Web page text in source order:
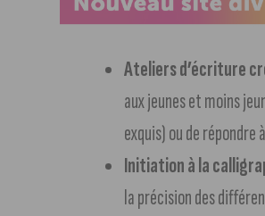
Ateliers d’écriture
aux jeunes et moins
exquis) ou de
Initiation à la
la précision des